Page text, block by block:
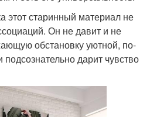
этот старинный материал не
Он не давит и не
обстановку уютной, по-
дарит чувство